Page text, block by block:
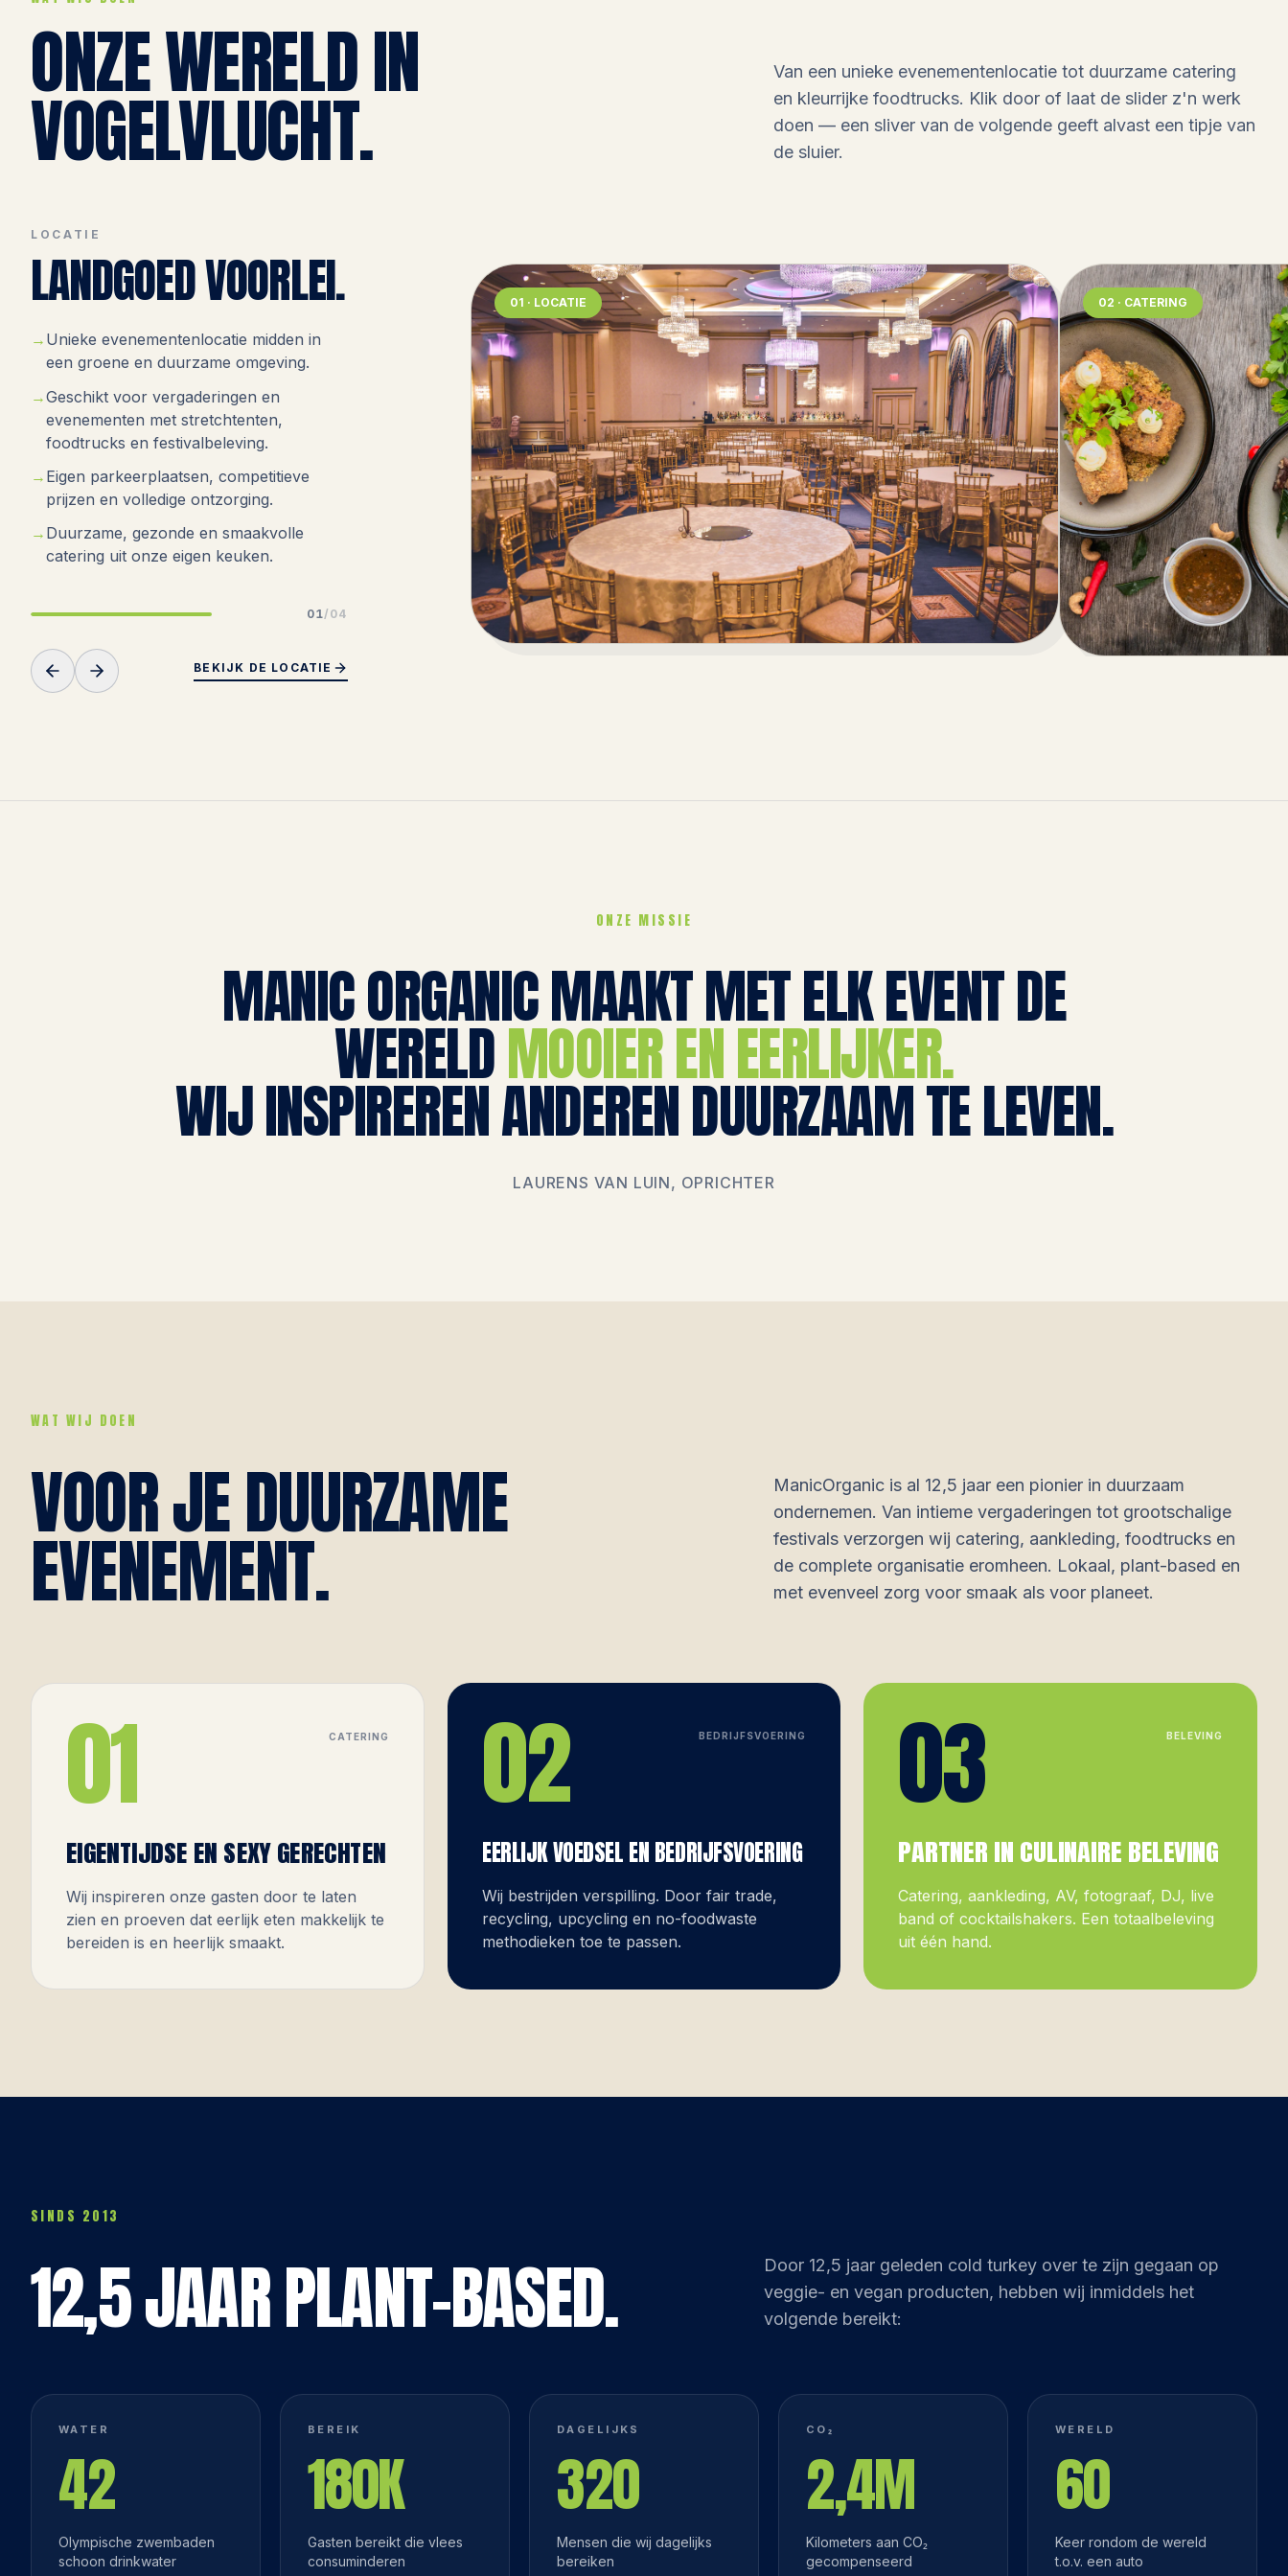
ONZE WERELD IN
VOGELVLUCHT.
Van een unieke evenementenlocatie tot duurzame catering
en kleurrijke foodtrucks. Klik door of laat de slider z'n werk
doen — een sliver van de volgende geeft alvast een tipje van
de sluier.
LOCATIE
LANDGOED VOORLEI.
Unieke evenementenlocatie midden in
een groene en duurzame omgeving.
Geschikt voor vergaderingen en
evenementen met stretchtenten,
foodtrucks en festivalbeleving.
Eigen parkeerplaatsen, competitieve
prijzen en volledige ontzorging.
Duurzame, gezonde en smaakvolle
catering uit onze eigen keuken.
01/04
BEKIJK DE LOCATIE
01 · LOCATIE 02 · CATERING
ONZE MISSIE
MANIC ORGANIC MAAKT MET ELK EVENT DE
WERELDMOOIER EN EERLIJKER.
WIJ INSPIREREN ANDEREN DUURZAAM TE LEVEN.
LAURENS VAN LUIN, OPRICHTER
WAT WIJ DOEN
VOOR JE DUURZAME
EVENEMENT.
ManicOrganic is al 12,5 jaar een pionier in duurzaam
ondernemen. Van intieme vergaderingen tot grootschalige
festivals verzorgen wij catering, aankleding, foodtrucks en
de complete organisatie eromheen. Lokaal, plant-based en
met evenveel zorg voor smaak als voor planeet.
01 CATERING
EIGENTIJDSE EN SEXY GERECHTEN
Wij inspireren onze gasten door te laten
zien en proeven dat eerlijk eten makkelijk te
bereiden is en heerlijk smaakt.
02 BEDRIJFSVOERING
EERLIJK VOEDSEL EN BEDRIJFSVOERING
Wij bestrijden verspilling. Door fair trade,
recycling, upcycling en no-foodwaste
methodieken toe te passen.
03 BELEVING
PARTNER IN CULINAIRE BELEVING
Catering, aankleding, AV, fotograaf, DJ, live
band of cocktailshakers. Een totaalbeleving
uit één hand.
SINDS 2013
12,5 JAAR PLANT-BASED.
Door 12,5 jaar geleden cold turkey over te zijn gegaan op
veggie- en vegan producten, hebben wij inmiddels het
volgende bereikt:
WATER
42
Olympische zwembaden
schoon drinkwater
BEREIK
180K
Gasten bereikt die vlees
consuminderen
DAGELIJKS
320
Mensen die wij dagelijks
bereiken
CO₂
2,4M
Kilometers aan CO₂
gecompenseerd
WERELD
60
Keer rondom de wereld
t.o.v. een auto